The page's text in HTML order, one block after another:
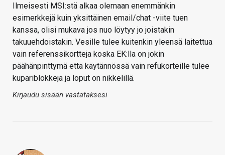
Ilmeisesti MSI:stä alkaa olemaan enemmänkin
esimerkkejä kuin yksittäinen email/chat -viite tuen
kanssa, olisi mukava jos nuo löytyy jo joistakin
takuuehdoistakin. Vesille tulee kuitenkin yleensä laitettua
vain referenssikortteja koska EK:lla on jokin
päähänpinttymä että käytännössä vain refukorteille tulee
kupariblokkeja ja loput on nikkelillä.
Kirjaudu sisään vastataksesi